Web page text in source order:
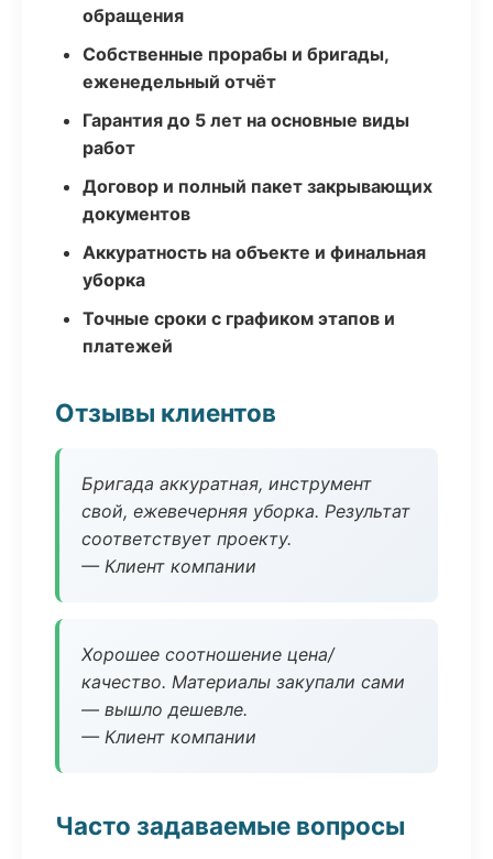
обращения
Собственные прорабы и бригады,
еженедельный отчёт
Гарантия до 5 лет на основные виды
работ
Договор и полный пакет закрывающих
документов
Аккуратность на объекте и финальная
уборка
Точные сроки с графиком этапов и
платежей
Отзывы клиентов
Бригада аккуратная, инструмент
свой, ежевечерняя уборка. Результат
соответствует проекту.
— Клиент компании
Хорошее соотношение цена/
качество. Материалы закупали сами
— вышло дешевле.
— Клиент компании
Часто задаваемые вопросы